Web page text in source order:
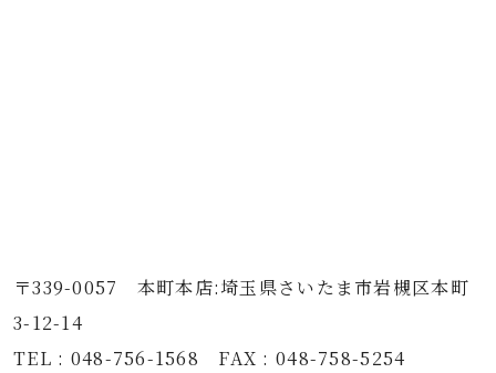
〒339-0057 本町本店:埼玉県さいたま市岩槻区本町
3-12-14
TEL : 048-756-1568 FAX : 048-758-5254